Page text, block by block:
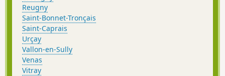
Reugny
Saint-Bonnet-Tronçais
Saint-Caprais
Urçay
Vallon-en-Sully
Venas
Vitray